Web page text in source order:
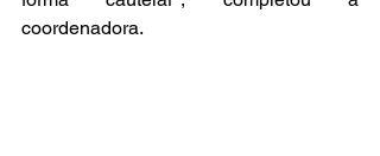
coordenadora.